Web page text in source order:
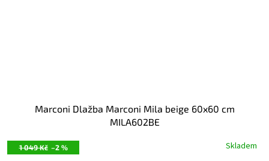
1 049 Kč –2 %
Marconi Dlažba Marconi Mila beige 60x60 cm
MILA602BE
Skladem